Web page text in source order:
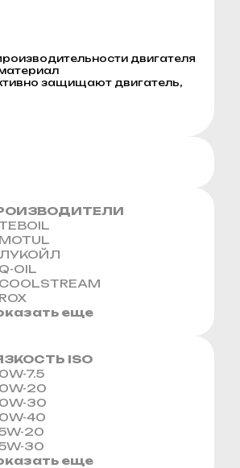
двигателя
защищают двигатель,
MOTUL
ЛУКОЙЛ
Q-OIL
COOLSTREAM
ROX
еще
ISO
0W-7.5
0W-20
0W-30
0W-40
20
30
еще